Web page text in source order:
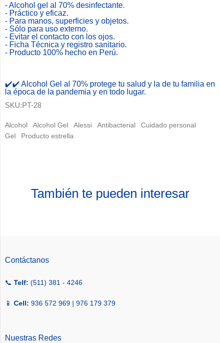
- Alcohol gel al 70% desinfectante.
- Práctico y eficaz.
- Para manos, superficies y objetos.
- Sólo para uso externo.
- Evitar el contacto con los ojos.
- Ficha Técnica y registro sanitario.
- Producto 100% hecho en Perú.
✔️✔️ Alcohol Gel al 70% protege tu salud y la de tu familia en
la época de la pandemia y en todo lugar.
SKU:PT-28
Alcohol Alcohol Gel Alessi Antibacterial
Cuidado personal
Gel
Producto estrella
También te pueden interesar
Contáctanos
📞 Telf: (511) 381 - 4246
📱 Cell: 936 572 969 | 976 179 379
Nuestras Redes